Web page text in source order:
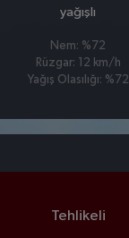
yağışlı
Nem: %72
Rüzgar: 12 km/h
Yağış Olasılığı: %72
Tehlikeli